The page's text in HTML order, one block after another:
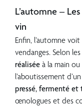
L’automne –
vin
Enfin, l’automne
vendanges. Selon
réalisée à la main
l’aboutissement
pressé, fermenté et
œnologues et des